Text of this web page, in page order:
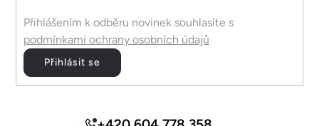
v
ý
s
Přihlášením k odběru novinek souhlasíte s
podmínkami ochrany osobních údajů
Přihlásit se